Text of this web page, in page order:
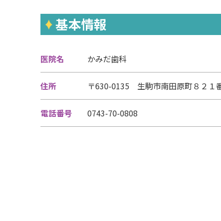
基本情報
医院名 かみだ歯科
住所 〒630-0135 生駒市南田原町８２１
電話番号 0743-70-0808